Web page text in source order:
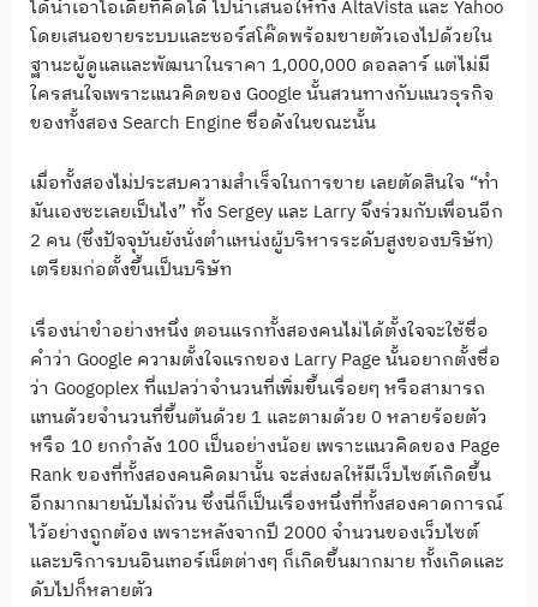
ได้นำเอาไอเดียที่คิดได้ ไปนำเสนอให้ทั้ง AltaVista และ Yahoo
โดยเสนอขายระบบและซอร์สโค๊ดพร้อมขายตัวเองไปด้วยใน
ฐานะผู้ดูแลและพัฒนาในราคา 1,000,000 ดอลลาร์ แต่ไม่มี
ใครสนใจเพราะแนวคิดของ Google นั้นสวนทางกับแนวธุรกิจ
ของทั้งสอง Search Engine ชื่อดังในขณะนั้น
เมื่อทั้งสองไม่ประสบความสำเร็จในการขาย เลยตัดสินใจ “ทำ
มันเองซะเลยเป็นไง” ทั้ง Sergey และ Larry จึงร่วมกับเพื่อนอีก
2 คน (ซึ่งปัจจุบันยังนั่งตำแหน่งผู้บริหารระดับสูงของบริษัท)
เตรียมก่อตั้งขึ้นเป็นบริษัท
เรื่องน่าขำอย่างหนึ่ง ตอนแรกทั้งสองคนไม่ได้ตั้งใจจะใช้ชื่อ
คำว่า Google ความตั้งใจแรกของ Larry Page นั้นอยากตั้งชื่อ
ว่า Googoplex ที่แปลว่าจำนวนที่เพิ่มขึ้นเรื่อยๆ หรือสามารถ
แทนด้วยจำนวนที่ขึ้นต้นด้วย 1 และตามด้วย 0 หลายร้อยตัว
หรือ 10 ยกกำลัง 100 เป็นอย่างน้อย เพราะแนวคิดของ Page
Rank ของที่ทั้งสองคนคิดมานั้น จะส่งผลให้มีเว็บไซต์เกิดขึ้น
อีกมากมายนับไม่ถ้วน ซึ่งนี่ก็เป็นเรื่องหนึ่งที่ทั้งสองคาดการณ์
ไว้อย่างถูกต้อง เพราะหลังจากปี 2000 จำนวนของเว็บไซต์
และบริการบนอินเทอร์เน็ตต่างๆ ก็เกิดขึ้นมากมาย ทั้งเกิดและ
ดับไปก็หลายตัว